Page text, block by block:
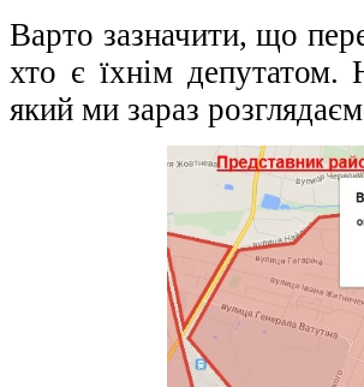
Варто зазначити, що
хто є їхнім
який ми зараз